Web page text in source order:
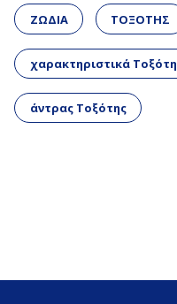
ΖΩΔΙΑ ΤΟΞΟΤΗΣ
χαρακτηριστικά Τοξότη
άντρας Τοξότης